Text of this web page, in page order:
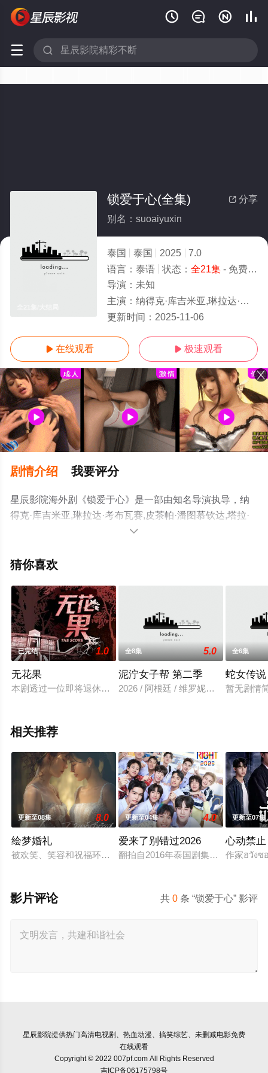
   
 
 分享
锁爱于心(全集)
别名：suoaiyuxin
泰国 泰国 2025
7.0
语言： 泰语 状态： 全21集- 免费在线观看
导演： 未知
主演： 纳得克·库吉米亚,琳拉达·考布瓦赛,皮茶帕·潘图慕钦达,塔拉·提帕
更新时间： 2025-11-06
 在线观看  极速观看
剧情介绍 我要评分
星辰影院海外剧《锁爱于心》是一部由知名导演执导，纳
得克·库吉米亚,琳拉达·考布瓦赛,皮茶帕·潘图慕钦达,塔拉·
提帕等明星精彩演绎的泰国电视剧，大结局剧情已揭晓
就来星辰影视，更多相关信息可移步至豆瓣电视剧、电视

猜你喜欢
已完结 1.0
无花果
本剧透过一位即将退休的警官与他任职法医的儿子，抽丝剥茧
全8集 5.0
泥泞女子帮 第二季
2026 / 阿根廷 / 维罗妮卡·利纳斯,查罗
全6集
蛇女传
暂无剧情
相关推荐
更新至08集 8.0
绘梦婚礼
被欢笑、笑容和祝福环绕的婚礼仅仅是爱情生活的起点。未来
更新至04集 4.0
爱来了别错过2026
翻拍自2016年泰国剧集《爱来了别错
更新至07集
心动禁止
作家ฮวังซ
共0 条 “锁爱于心” 影评
影片评论
星辰影院提供热门高清电视剧、热血动漫、搞笑综艺、未删减电影免费
在线观看
Copyright © 2022 007pf.com All Rights Reserved
吉ICP备06175798号